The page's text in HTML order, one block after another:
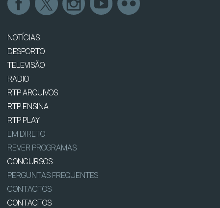
NOTÍCIAS
DESPORTO
TELEVISÃO
RÁDIO
RTP ARQUIVOS
RTP ENSINA
RTP PLAY
EM DIRETO
REVER PROGRAMAS
CONCURSOS
PERGUNTAS FREQUENTES
CONTACTOS
CONTACTOS